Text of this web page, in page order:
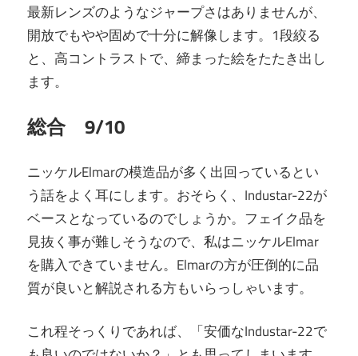
最新レンズのようなジャープさはありませんが、
開放でもやや固めで十分に解像します。1段絞る
と、高コントラストで、締まった絵をたたき出し
ます。
総合 9/10
ニッケルElmarの模造品が多く出回っているとい
う話をよく耳にします。おそらく、Industar-22が
ベースとなっているのでしょうか。フェイク品を
見抜く事が難しそうなので、私はニッケルElmar
を購入できていません。Elmarの方が圧倒的に品
質が良いと解説される方もいらっしゃいます。
これ程そっくりであれば、「安価なIndustar-22で